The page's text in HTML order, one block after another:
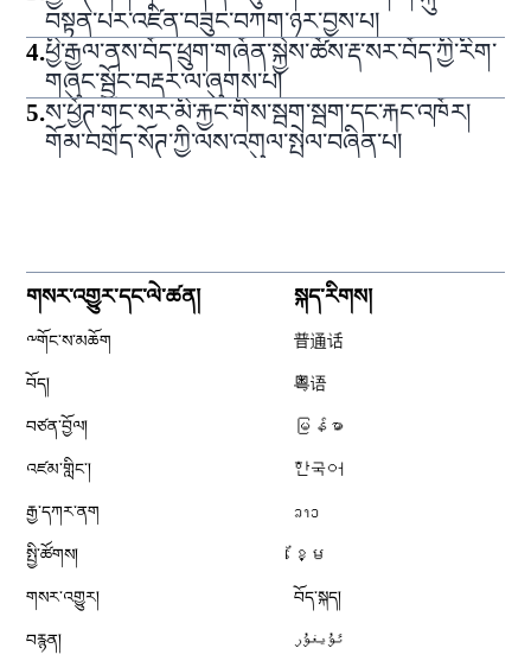
བསྟན་པར་འཛིན་བཟུང་བཀག་ཉར་བྱས་པ།
4.ཕྱི་རྒྱལ་ནས་བོད་ཕྲུག་གཞོན་སྐྱེས་ཚོས་རྡ་སར་བོད་ཀྱི་རིག་
གཞུང་སྦྱོང་བརྡར་ལ་ཞུགས་པ།
5.ས་ཕྱོཊ་གང་སར་མི་རྐྱང་གིས་སྦག་སྦག་དང་རྐང་འཁོར།
གོམ་བགྲོད་སོཊ་ཀྱི་ལས་འགུལ་སྤེལ་བཞིན་པ།
གསར་འགྱུར་དང་ལེ་ཚན།
༸གོང་ས་མཆོག
བོད།
བཙན་བྱོལ།
འཛམ་གླིང༌།
རྒྱ་དཀར་ནག
སྤྱི་ཚོགས།
གསར་འགྱུར།
བརྙན།
སྐད་རིགས།
普通话
粤语
မြန်မာ
한국어
ລາວ
ខ្មែ
བོད་སྐད།
ئۇيغۇر